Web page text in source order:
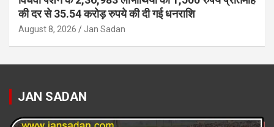
की दर से 35.54 करोड़ रुपये की दी गई धनराशि
August 8, 2026 Jan Sadan
JAN SADAN